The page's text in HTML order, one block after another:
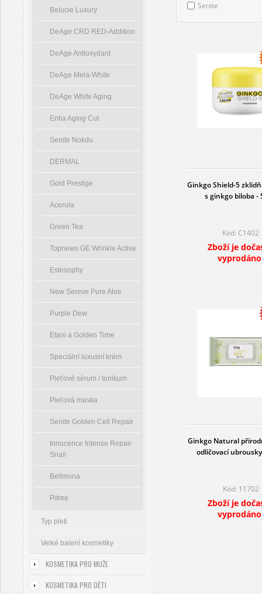
Belucie Luxury
DeAge CRD RED-Addition
DeAge Antioxydant
DeAge Mela-White
DeAge White Aging
Entia Aging Cut
Senite Nokdu
DERMAL
Gold Prestige
Acerola
Green Tea
Topnews GE Wrinkle Active
Estesophy
New Sereve Pure Aloe
Purple Dew
Etani a Golden Time
Speciální luxusní krém
Pleťové sérum / tonikum
Pleťová maska
Senite Golden Cell Repair
Innocence Intense Repair
Snail
Bellmona
Pitree
Typ pleti
Velké balení kosmetiky
KOSMETIKA PRO MUŽE
KOSMETIKA PRO DĚTI
hydratační účinky.
Senite
Ginkgo Shield-5
s ginkgo biloba -
Kód: C1402
Zboží je
Ginkgo Natural
odličovací
Kód: 11702
Zboží je